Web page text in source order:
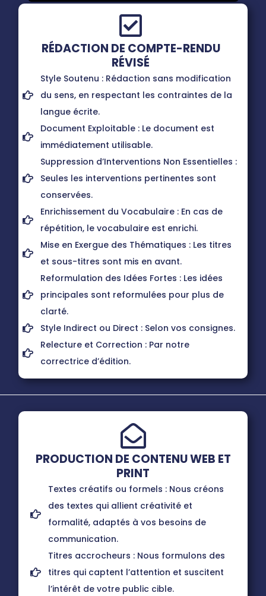
RÉDACTION DE COMPTE-RENDU
RÉVISÉ
Style Soutenu : Rédaction sans modification
du sens, en respectant les contraintes de la
langue écrite.
Document Exploitable : Le document est
immédiatement utilisable.
Suppression d’Interventions Non Essentielles :
Seules les interventions pertinentes sont
conservées.
Enrichissement du Vocabulaire : En cas de
répétition, le vocabulaire est enrichi.
Mise en Exergue des Thématiques : Les titres
et sous-titres sont mis en avant.
Reformulation des Idées Fortes : Les idées
principales sont reformulées pour plus de
clarté.
Style Indirect ou Direct : Selon vos consignes.
Relecture et Correction : Par notre
correctrice d’édition.
PRODUCTION DE CONTENU WEB ET
PRINT
Textes créatifs ou formels : Nous créons
des textes qui allient créativité et
formalité, adaptés à vos besoins de
communication.
Titres accrocheurs : Nous formulons des
titres qui captent l’attention et suscitent
l’intérêt de votre public cible.